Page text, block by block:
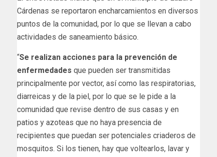
Cárdenas se reportaron encharcamientos en diversos
puntos de la comunidad, por lo que se llevan a cabo
actividades de saneamiento básico.
“Se realizan acciones para la prevención de
enfermedades que pueden ser transmitidas
principalmente por vector, así como las respiratorias,
diarreicas y de la piel, por lo que se le pide a la
comunidad que revise dentro de sus casas y en
patios y azoteas que no haya presencia de
recipientes que puedan ser potenciales criaderos de
mosquitos. Si los tienen, hay que voltearlos, lavar y